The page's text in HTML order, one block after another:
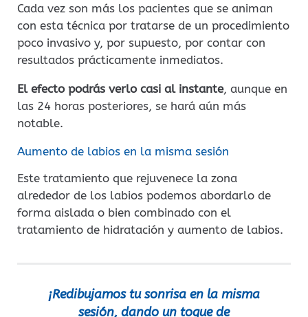
Cada vez son más los pacientes que se animan
con esta técnica por tratarse de un procedimiento
poco invasivo y, por supuesto, por contar con
resultados prácticamente inmediatos.
El efecto podrás verlo casi al instante, aunque en
las 24 horas posteriores, se hará aún más
notable.
Aumento de labios en la misma sesión
Este tratamiento que rejuvenece la zona
alrededor de los labios podemos abordarlo de
forma aislada o bien combinado con el
tratamiento de hidratación y aumento de labios.
¡Redibujamos tu sonrisa en la misma
sesión, dando un toque de